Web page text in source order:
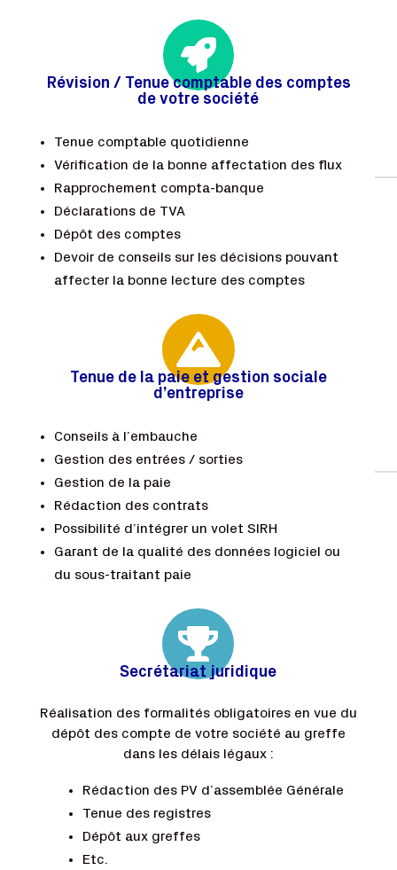

Révision / Tenue comptable des comptes
de votre société
Tenue comptable quotidienne
Vérification de la bonne affectation des flux
Rapprochement compta-banque
Déclarations de TVA
Dépôt des comptes
Devoir de conseils sur les décisions pouvant
affecter la bonne lecture des comptes

Tenue de la paie et gestion sociale
d’entreprise
Conseils à l’embauche
Gestion des entrées / sorties
Gestion de la paie
Rédaction des contrats
Possibilité d’intégrer un volet SIRH
Garant de la qualité des données logiciel ou
du sous-traitant paie

Secrétariat juridique
Réalisation des formalités obligatoires en vue du
dépôt des compte de votre société au greffe
dans les délais légaux :
Rédaction des PV d’assemblée Générale
Tenue des registres
Dépôt aux greffes
Etc.